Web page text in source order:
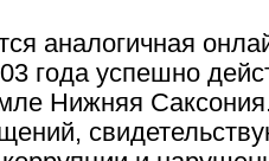
аналогичная
года успешно
Нижняя